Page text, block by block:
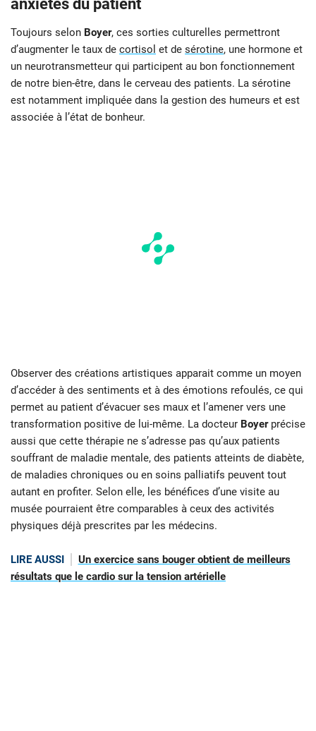
anxiétés du patient
Toujours selon Boyer, ces sorties culturelles permettront
d’augmenter le taux de cortisol et de sérotine, une hormone et
un neurotransmetteur qui participent au bon fonctionnement
de notre bien-être, dans le cerveau des patients. La sérotine
est notamment impliquée dans la gestion des humeurs et est
associée à l’état de bonheur.
Observer des créations artistiques apparait comme un moyen
d’accéder à des sentiments et à des émotions refoulés, ce qui
permet au patient d’évacuer ses maux et l’amener vers une
transformation positive de lui-même. La docteur Boyerprécise
aussi que cette thérapie ne s’adresse pas qu’aux patients
souffrant de maladie mentale, des patients atteints de diabète,
de maladies chroniques ou en soins palliatifs peuvent tout
autant en profiter. Selon elle, les bénéfices d’une visite au
musée pourraient être comparables à ceux des activités
physiques déjà prescrites par les médecins.
LIRE AUSSI
Un exercice sans bouger obtient de meilleurs
résultats que le cardio sur la tension artérielle